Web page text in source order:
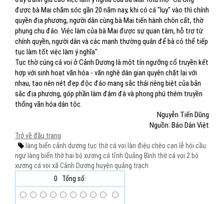
được bà Mai chăm sóc gần 20 năm nay, khi có cá "lụy" vào thì chính
quyền địa phương, người dân cùng bà Mai tiến hành chôn cất, thờ
phụng chu đáo. Việc làm của bà Mai được sự quan tâm, hỗ trợ từ
chính quyền, người dân và các mạnh thường quân để bà có thể tiếp
tục làm tốt việc làm ý nghĩa".
Tục thờ cúng cá voi ở Cảnh Dương là một tín ngưỡng cổ truyền kết
hợp với sinh hoạt văn hóa - văn nghệ dân gian quyện chặt lại với
nhau, tạo nên nét đẹp độc đáo mang sắc thái riêng biệt của bản
sắc địa phương, góp phần làm đậm đà và phong phú thêm truyền
thống văn hóa dân tộc.
Nguyễn Tiến Dũng
Nguồn: Báo Dân Việt
Trở về đầu trang
làng biển cảnh dương tục thờ cá voi làn điệu chèo cạn lễ hội cầu
ngư làng biển thờ hai bộ xương cá tỉnh Quảng Bình thờ cá voi 2 bộ
xương cá voi xã Cảnh Dương huyện quảng trạch
0
Tổng số: